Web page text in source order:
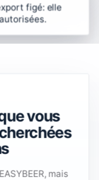
figé: elle
vous
mais